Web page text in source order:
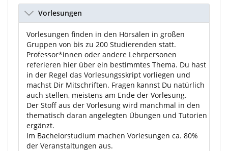
Vorlesungen
Vorlesungen finden in den Hörsälen in großen
Gruppen von bis zu 200 Studierenden statt.
Professor*innen oder andere Lehrpersonen
referieren hier über ein bestimmtes Thema. Du hast
in der Regel das Vorlesungsskript vorliegen und
machst Dir Mitschriften. Fragen kannst Du natürlich
auch stellen, meistens am Ende der Vorlesung.
Der Stoff aus der Vorlesung wird manchmal in den
thematisch daran angelegten Übungen und Tutorien
ergänzt.
Im Bachelorstudium machen Vorlesungen ca. 80%
der Veranstaltungen aus.